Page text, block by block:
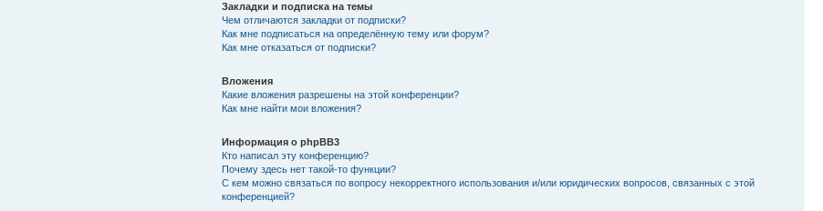
Закладки и подписка на темы
Чем отличаются закладки от подписки?
Как мне подписаться на определённую тему или форум?
Как мне отказаться от подписки?
Вложения
Какие вложения разрешены на этой конференции?
Как мне найти мои вложения?
Информация о phpBB3
Кто написал эту конференцию?
Почему здесь нет такой-то функции?
С кем можно связаться по вопросу некорректного использования и/или юридических вопросов, связанных с этой
конференцией?